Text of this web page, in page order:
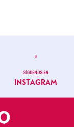
SÍGUENOS EN
INSTAGRAM